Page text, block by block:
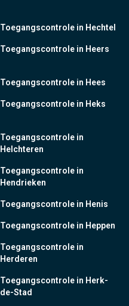
Toegangscontrole in Hechtel
Toegangscontrole in Heers
Toegangscontrole in Hees
Toegangscontrole in Heks
Toegangscontrole in
Helchteren
Toegangscontrole in
Hendrieken
Toegangscontrole in Henis
Toegangscontrole in Heppen
Toegangscontrole in
Herderen
Toegangscontrole in Herk-
de-Stad